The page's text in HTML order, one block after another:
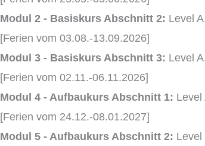
Modul 2 - Basiskurs Abschnitt 2: Level
[Ferien vom 03.08.-13.09.2026]
Modul 3 - Basiskurs Abschnitt 3: Level
[Ferien vom 02.11.-06.11.2026]
Modul 4 - Aufbaukurs Abschnitt 1: Level
[Ferien vom 24.12.-08.01.2027]
Modul 5 - Aufbaukurs Abschnitt 2: Level